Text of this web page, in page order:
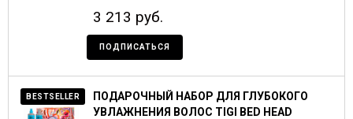
3 213 руб.
ПОДПИСАТЬСЯ
BESTSELLER
ПОДАРОЧНЫЙ НАБОР ДЛЯ ГЛУБОКОГО
УВЛАЖНЕНИЯ ВОЛОС TIGI BED HEAD